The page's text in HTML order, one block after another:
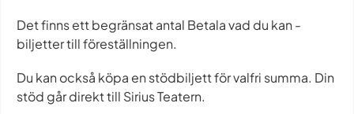
Det finns ett begränsat antal Betala vad du kan -
biljetter till föreställningen.
Du kan också köpa en stödbiljett för valfri summa. Din
stöd går direkt till Sirius Teatern.